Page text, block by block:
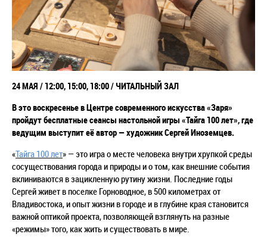
24 МАЯ / 12:00, 15:00, 18:00 / ЧИТАЛЬНЫЙ ЗАЛ
В это воскресенье в Центре современного искусства «Заря»
пройдут бесплатные сеансы настольной игры «Тайга 100 лет», где
ведущим выступит её автор— художникСергей Иноземцев.
«Тайга 100 лет» — это игра о месте человека внутри хрупкой среды
сосуществования города и природы и о том, как внешние события
вклиниваются в зацикленную рутину жизни. Последние годы
Сергей живет в поселке Горноводное, в 500 километрах от
Владивостока, и опыт жизни в городе и в глубине края становится
важной оптикой проекта, позволяющей взглянуть на разные
«режимы» того, как жить и существовать в мире.